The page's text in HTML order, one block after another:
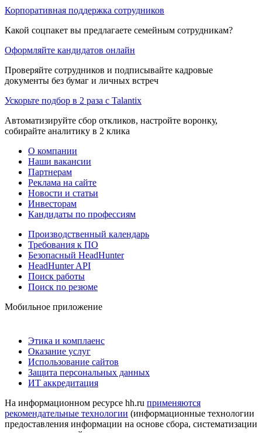
Корпоративная поддержка сотрудников
Какой соцпакет вы предлагаете семейным сотрудникам?
Оформляйте кандидатов онлайн
Проверяйте сотрудников и подписывайте кадровые
документы без бумаг и личных встреч
Ускорьте подбор в 2 раза с Talantix
Автоматизируйте сбор откликов, настройте воронку,
собирайте аналитику в 2 клика
О компании
Наши вакансии
Партнерам
Реклама на сайте
Новости и статьи
Инвесторам
Кандидаты по профессиям
Производственный календарь
Требования к ПО
Безопасный HeadHunter
HeadHunter API
Поиск работы
Поиск по резюме
Мобильное приложение
Этика и комплаенс
Оказание услуг
Использование сайтов
Защита персональных данных
ИТ аккредитация
На информационном ресурсе hh.ru применяются
рекомендательные технологии (информационные технологии
предоставления информации на основе сбора, систематизации